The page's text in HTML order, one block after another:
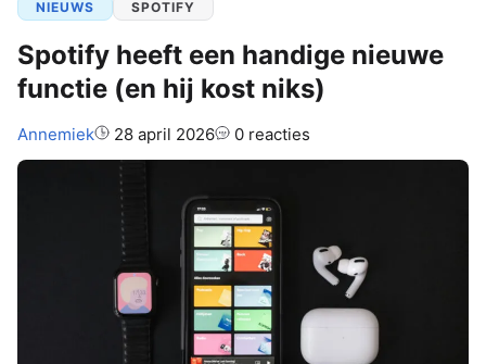
NIEUWS SPOTIFY
Spotify heeft een handige nieuwe
functie (en hij kost niks)
Auteur:
Annemiek 28 april 2026 0 reacties